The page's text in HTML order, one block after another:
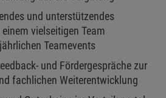
und unterstützendes
vielseitigen Team
Teamevents
und Fördergespräche zur
fachlichen Weiterentwicklung